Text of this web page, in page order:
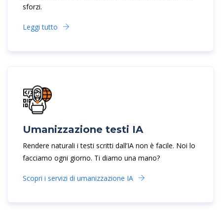
sforzi.
Leggi tutto
Umanizzazione testi IA
Rendere naturali i testi scritti dall’IA non è facile. Noi lo
facciamo ogni giorno. Ti diamo una mano?
Scopri i servizi di umanizzazione IA